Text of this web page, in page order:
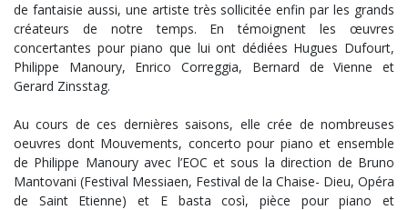
de fantaisie aussi, une artiste très sollicitée enfin par les grands
créateurs de notre temps. En témoignent les œuvres
concertantes pour piano que lui ont dédiées Hugues Dufourt,
Philippe Manoury, Enrico Correggia, Bernard de Vienne et
Gerard Zinsstag.
Au cours de ces dernières saisons, elle crée de nombreuses
oeuvres dont Mouvements, concerto pour piano et ensemble
de Philippe Manoury avec l’EOC et sous la direction de Bruno
Mantovani (Festival Messiaen, Festival de la Chaise- Dieu, Opéra
de Saint Etienne) et E basta così, pièce pour piano et